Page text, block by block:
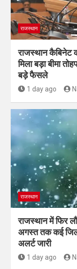
राजस्थान
राजस्थान कैबिनेट
मिला बड़ा बीमा
बड़े फैसले
1 day ago
राजस्थान
राजस्थान में फिर
अगस्त तक कई
अलर्ट जारी
1 day ago